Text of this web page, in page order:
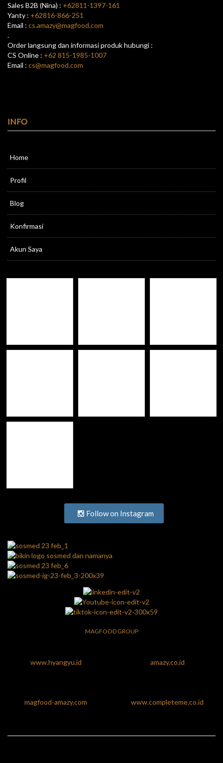
Sales B2B (Nina) : +62811-1397-161
Yanty : +62816-866-251
Email : cs.amazy@magfood.com
.
Order langsung dan informasi produk hubungi :
CS Online : +62 815-1985-1007
Email : cs@magfood.com
INFO
Home
Profil
Blog
Konfirmasi
Akun Saya
Follow on Instagram
MAGFOOD GROUP
www.hyangyu.id amazy.co.id
magfood-amazy.com www.completeme.co.id